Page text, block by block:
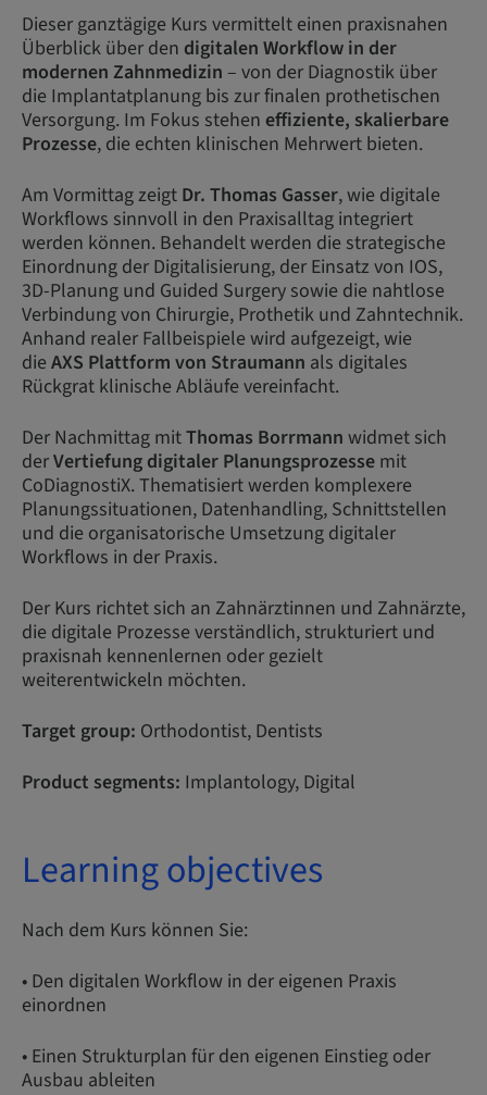
Dieser ganztägige Kurs vermittelt einen praxisnahen
Überblick über den digitalen Workflow in der
modernen Zahnmedizin – von der Diagnostik über
die Implantatplanung bis zur finalen prothetischen
Versorgung. Im Fokus stehen effiziente, skalierbare
Prozesse, die echten klinischen Mehrwert bieten.
Am Vormittag zeigt Dr. Thomas Gasser, wie digitale
Workflows sinnvoll in den Praxisalltag integriert
werden können. Behandelt werden die strategische
Einordnung der Digitalisierung, der Einsatz von IOS,
3D-Planung und Guided Surgery sowie die nahtlose
Verbindung von Chirurgie, Prothetik und Zahntechnik.
Anhand realer Fallbeispiele wird aufgezeigt, wie
die AXS Plattform von Straumann als digitales
Rückgrat klinische Abläufe vereinfacht.
Der Nachmittag mitThomas Borrmann widmet sich
derVertiefung digitaler Planungsprozesse mit
CoDiagnostiX. Thematisiert werden komplexere
Planungssituationen, Datenhandling, Schnittstellen
und die organisatorische Umsetzung digitaler
Workflows in der Praxis.
Der Kurs richtet sich an Zahnärztinnen und Zahnärzte,
die digitale Prozesse verständlich, strukturiert und
praxisnah kennenlernen oder gezielt
weiterentwickeln möchten.
Target group: Orthodontist, Dentists
Product segments: Implantology, Digital
Learning objectives
Nach dem Kurs können Sie:
• Den digitalen Workflow in der eigenen Praxis
einordnen
• Einen Strukturplan für den eigenen Einstieg oder
Ausbau ableiten